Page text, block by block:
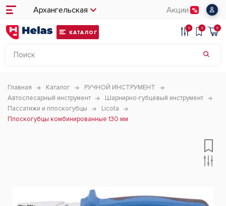
Архангельская Акции
КАТАЛОГ
0 0 0
Главная Каталог
РУЧНОЙ ИНСТРУМЕНТ
Автослесарный инструмент
Шарнирно-губцевый инструмент
Пассатижи и плоскогубцы
Licota
Плоскогубцы комбинированные 130 мм